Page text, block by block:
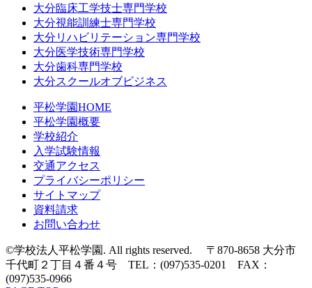
大分臨床工学技士専門学校
大分視能訓練士専門学校
大分リハビリテーション専門学校
大分医学技術専門学校
大分歯科専門学校
大分スクールオブビジネス
平松学園HOME
平松学園概要
学校紹介
入学試験情報
交通アクセス
プライバシーポリシー
サイトマップ
資料請求
お問い合わせ
©学校法人平松学園. All rights reserved. 〒870-8658 大分市
千代町２丁目４番４号 TEL：(097)535-0201 FAX：
(097)535-0966